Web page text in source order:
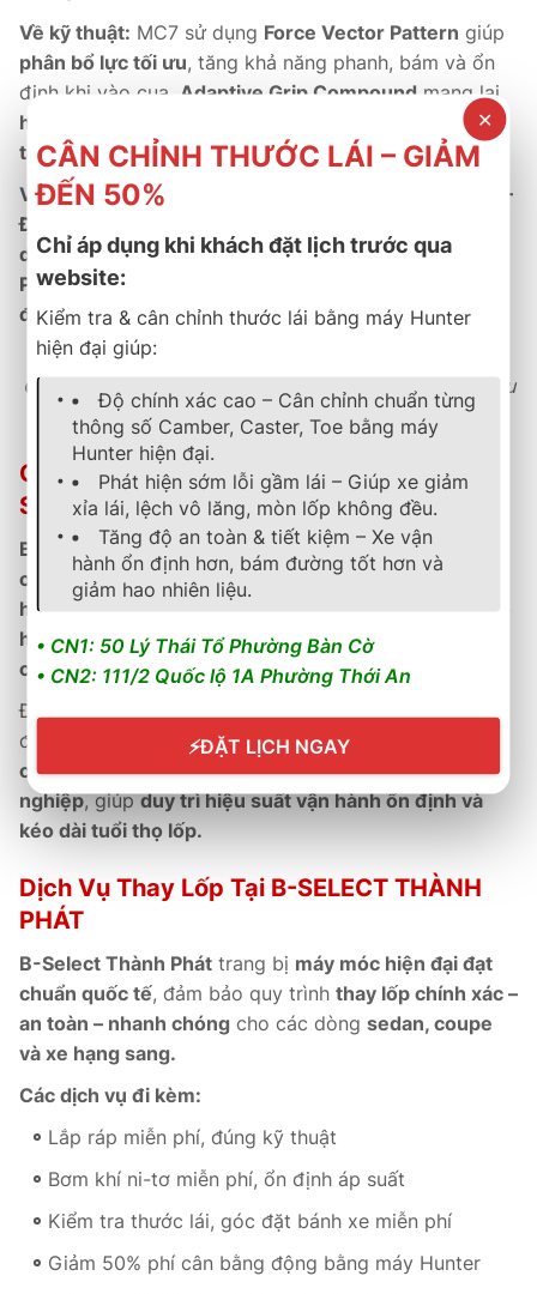
Về kỹ thuật: MC7 sử dụng Force Vector Pattern giúp
phân bổ lực tối ưu, tăng khả năng phanh, bám và ổn
định khi vào cua. Adaptive Grip Compound mang lại
hiệu suất vượt trội, giảm ồn, tiết kiệm nhiên liệu và
tăng tuổi thọ.
Về thương mại:Là dòng
lốp chính hãng Continental –
Đức
dịch vụ hậu mãi tận tâmtại hệ thốngB-Select Thành
Phát, đảm bảo
đốicho khách hàng.
Công nghệ Đức – Hiệu năng thể thao – Kiểm soát tối ưu
và bền bỉ vượt thời gian.
Chính Sách Bảo Hành & Hậu Mãi Tại B-
SELECT THÀNH PHÁT
B-Select Thành Phátlàđại lý ủy quyền chính hãng
của Continental Việt Nam , cung cấp
sản phẩm chính
hãng có phiếu bảo hành điện tử, hỗ trợkích hoạt bảo
hành online nhanh chóng, đảm bảoquyền lợi tối đa
cho khách hàng.
Đội ngũkỹ thuật viên đạt chuẩn Continentalđược
đào tạo chuyên sâu, luôn sẵn sàngkiểm tra định kỳ,
cân chỉnh góc đặt bánh xevàbảo dưỡng chuyên
nghiệp, giúpduy trì hiệu suất vận hành ổn định và
kéo dài tuổi thọ lốp.
Dịch Vụ Thay Lốp Tại B-SELECT THÀNH
PHÁT
B-Select Thành Phát trang bị máy móc hiện đại đạt
chuẩn quốc tế, đảm bảo quy trình thay lốp chính xác –
an toàn – nhanh chóng cho các dòng sedan, coupe
và xe hạng sang.
Các dịch vụ đi kèm:
Lắp ráp miễn phí, đúng kỹ thuật
Bơm khí ni-tơ miễn phí, ổn định áp suất
Kiểm tra thước lái, góc đặt bánh xe miễn phí
Giảm 50% phí cân bằng động bằng máy Hunter
✕
CÂN CHỈNH THƯỚC LÁI – GIẢM
ĐẾN 50%
Chỉ áp dụng khi khách đặt lịch trước qua
website:
Kiểm tra & cân chỉnh thước lái bằng máy Hunter
hiện đại giúp:
Độ chính xác cao – Cân chỉnh chuẩn từng
thông số Camber, Caster, Toe bằng máy
Hunter hiện đại.
Phát hiện sớm lỗi gầm lái – Giúp xe giảm
xỉa lái, lệch vô lăng, mòn lốp không đều.
Tăng độ an toàn & tiết kiệm – Xe vận
hành ổn định hơn, bám đường tốt hơn và
giảm hao nhiên liệu.
• CN1: 50 Lý Thái Tổ Phường Bàn Cờ
• CN2: 111/2 Quốc lộ 1A Phường Thới An
⚡ĐẶT LỊCH NGAY